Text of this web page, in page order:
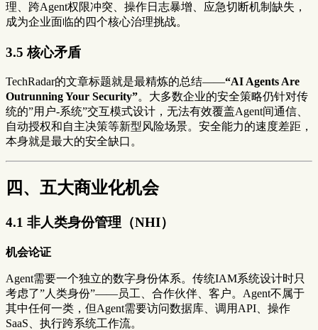
理、跨Agent权限冲突、操作日志暴增、应急切断机制缺失，
成为企业面临的四个核心治理挑战。
3.5 核心矛盾
TechRadar的文章标题就是最精炼的总结——“AI Agents Are
Outrunning Your Security”。大多数企业的安全策略仍针对传
统的”用户-系统”交互模式设计，无法有效覆盖Agent间通信、
自动授权和自主决策等新型风险场景。安全能力的速度差距，
本身就是最大的安全缺口。
四、五大商业化机会
4.1 非人类身份管理（NHI）
机会论证
Agent需要一个独立的数字身份体系。传统IAM系统设计时只
考虑了”人类身份”——员工、合作伙伴、客户。Agent不属于
其中任何一类，但Agent需要访问数据库、调用API、操作
SaaS、执行跨系统工作流。